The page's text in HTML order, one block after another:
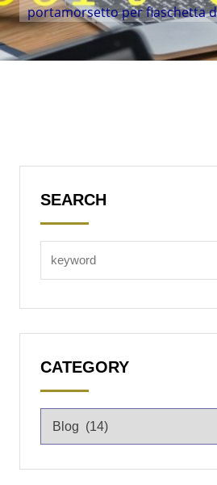
portamorsetto per fiaschetta
SEARCH
CATEGORY